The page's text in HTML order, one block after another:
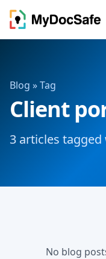
Blog » Tag
Client
3 articles
No blog